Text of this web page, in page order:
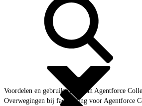
Voordelen en gebruikscases van Agentforce
Overwegingen bij facturering voor Agentforce